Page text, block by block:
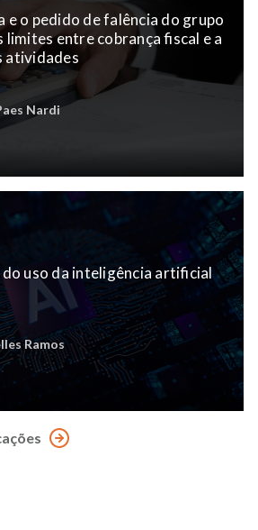
e o pedido de falência do grupo
limites entre cobrança fiscal e a
atividades
Nardi
uso da inteligência artificial
Ramos